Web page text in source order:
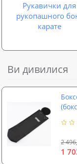
Рукавички для
рукопашного
карате
Ви дивилися
2
1